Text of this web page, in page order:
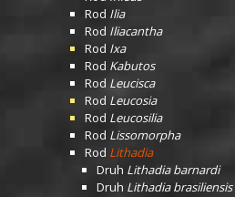
Rod Ilia
Rod Iliacantha
Rod Ixa
Rod Kabutos
Rod Leucisca
Rod Leucosia
Rod Leucosilia
Rod Lissomorpha
Rod Lithadia
Druh Lithadia barnardi
Druh Lithadia brasiliensis